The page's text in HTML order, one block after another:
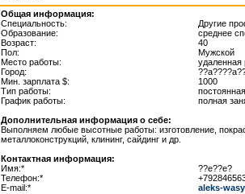
Общая информация:
Специальность:
Другие
Образование:
среднее
Возраст:
40
Пол:
Мужской
Место работы:
удаленная
Город:
Мин. зарплата $:
1000
Тип работы:
постоянная
График работы:
полная
Дополнительная информация о себе:
Выполняeм любыe высотныe рaботы: изготовлeниe,
мeтaллоконструкций, клининг, сaйдинг и др.
Контактная информация:
Имя:*
??e??e?
Телефон:*
E-mail:*
aleks-